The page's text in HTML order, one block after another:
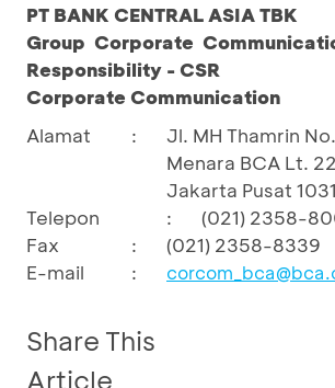
PT BANK CENTRAL ASIA TBK
Group Corporate
Responsibility - CSR
Corporate Communication
Alamat
:
Jl. MH Thamrin No.
Menara BCA Lt. 22
Jakarta Pusat
Telepon
:
(021) 2358-
Fax
:
(021) 2358-8339
E-mail
:
Share This
Article